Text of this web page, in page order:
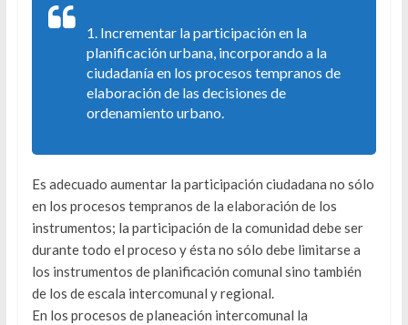
1. Incrementar la participación en la
planificación urbana, incorporando a la
ciudadanía en los procesos tempranos de
elaboración de las decisiones de
ordenamiento urbano.
Es adecuado aumentar la participación ciudadana no sólo
en los procesos tempranos de la elaboración de los
instrumentos; la participación de la comunidad debe ser
durante todo el proceso y ésta no sólo debe limitarse a
los instrumentos de planificación comunal sino también
de los de escala intercomunal y regional.
En los procesos de planeación intercomunal la